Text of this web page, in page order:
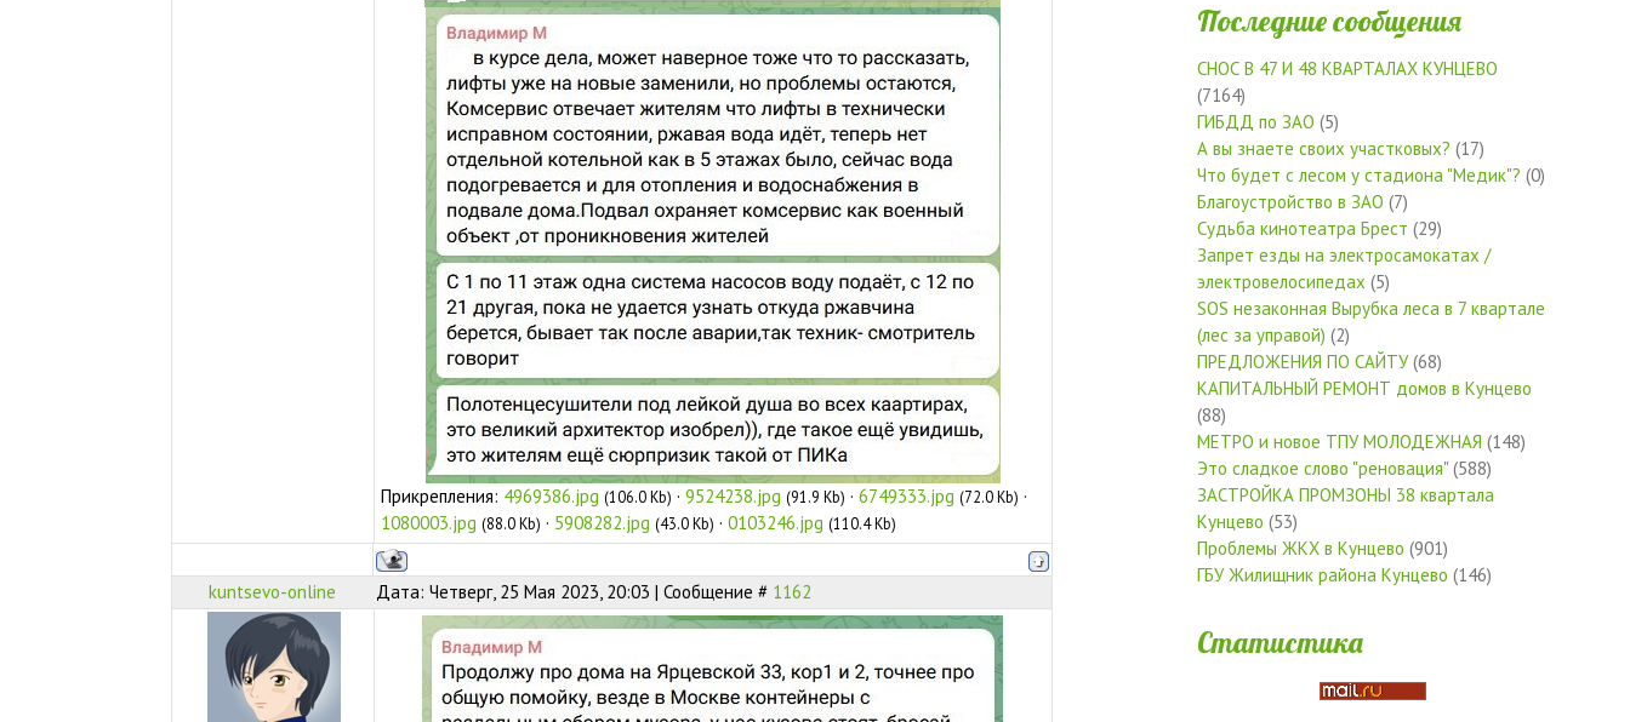
Прикрепления: 4969386.jpg (106.0 Kb) · 9524238.jpg (91.9 Kb) · 6749333.jpg (72.0 Kb) ·
1080003.jpg (88.0 Kb) · 5908282.jpg (43.0 Kb) · 0103246.jpg (110.4 Kb)
kuntsevo-online Дата: Четверг, 25 Мая 2023, 20:03 | Сообщение # 1162
Последние сообщения
СНОС В 47 И 48 КВАРТАЛАХ КУНЦЕВО
(7164)
ГИБДД по ЗАО (5)
А вы знаете своих участковых? (17)
Что будет с лесом у стадиона "Медик"? (0)
Благоустройство в ЗАО (7)
Судьба кинотеатра Брест (29)
Запрет езды на электросамокатах /
электровелосипедах (5)
SOS незаконная Вырубка леса в 7 квартале
(лес за управой) (2)
ПРЕДЛОЖЕНИЯ ПО САЙТУ(68)
КАПИТАЛЬНЫЙ РЕМОНТ домов в Кунцево
(88)
МЕТРО и новое ТПУ МОЛОДЕЖНАЯ (148)
Это сладкое слово "реновация"(588)
ЗАСТРОЙКА ПРОМЗОНЫ 38 квартала
Кунцево (53)
Проблемы ЖКХ в Кунцево (901)
ГБУ Жилищник района Кунцево (146)
Статистика